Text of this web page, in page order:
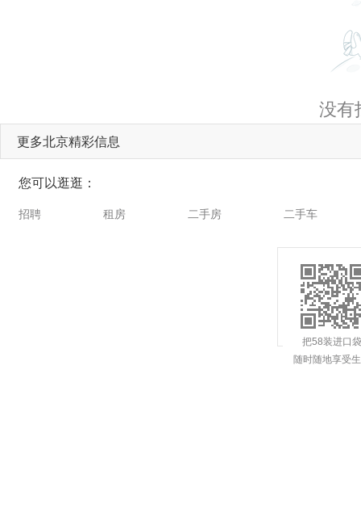
没有
更多北京精彩信息
您可以逛逛：
招聘 租房 二手房 二手车
把58装进口袋
随时随地享受